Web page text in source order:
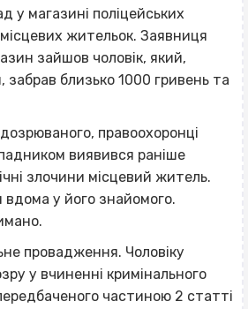
у магазині поліцейських
жительок. Заявниця
зайшов чоловік, який,
близько 1000 гривень та
правоохоронці
виявився раніше
злочини місцевий житель.
вдома у його знайомого.
провадження. Чоловіку
у вчиненні кримінального
частиною 2 статті